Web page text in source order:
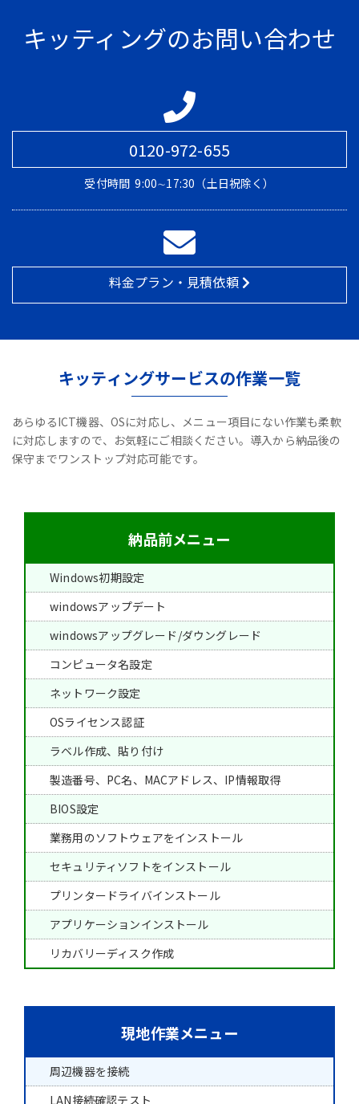
キッティングのお問い合わせ
0120-972-655
受付時間 9:00∼17:30（土日祝除く）
料金プラン・見積依頼
キッティングサービスの作業一覧
あらゆるICT機器、OSに対応し、メニュー項目にない作業も柔軟
に対応しますので、お気軽にご相談ください。導入から納品後の
保守までワンストップ対応可能です。
納品前メニュー
Windows初期設定
windowsアップデート
windowsアップグレード/ダウングレード
コンピュータ名設定
ネットワーク設定
OSライセンス認証
ラベル作成、貼り付け
製造番号、PC名、MACアドレス、IP情報取得
BIOS設定
業務用のソフトウェアをインストール
セキュリティソフトをインストール
プリンタードライバインストール
アプリケーションインストール
リカバリーディスク作成
現地作業メニュー
周辺機器を接続
LAN接続確認テスト